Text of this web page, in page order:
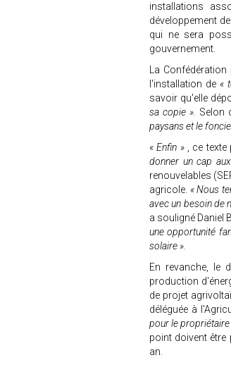
installations
développement
qui ne sera
gouvernement.
La
l'installation de «
savoir qu'elle
sa copie ». Selon
paysans et le
« Enfin »
, ce
donner un cap
renouvelables
agricole. « Nous
avec un besoin de
a souligné Daniel
une opportunité
solaire ».
En revanche, le
production
de projet
déléguée à
pour le propriétaire
point doivent être
an.